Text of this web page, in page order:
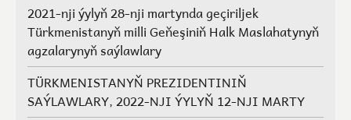
saýlawlar
2021-nji ýylyň 28-nji martynda geçiriljek
Türkmenistanyň milli Geňeşiniň Halk Maslahatynyň
agzalarynyň saýlawlary
TÜRKMENISTANYŇ PREZIDENTINIŇ
SAÝLAWLARY, 2022-NJI ÝYLYŇ 12-NJI MARTY